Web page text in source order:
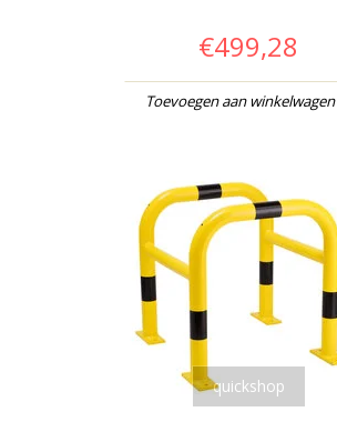
€499,28
Toevoegen aan winkelwagen
quickshop